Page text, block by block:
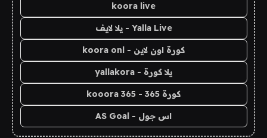
koora live
Yalla Live - يلا لايف
كورة اون لاين - koora onl
يلا كورة - yallakora
كورة 365 - kooora 365
اس جول - AS Goal